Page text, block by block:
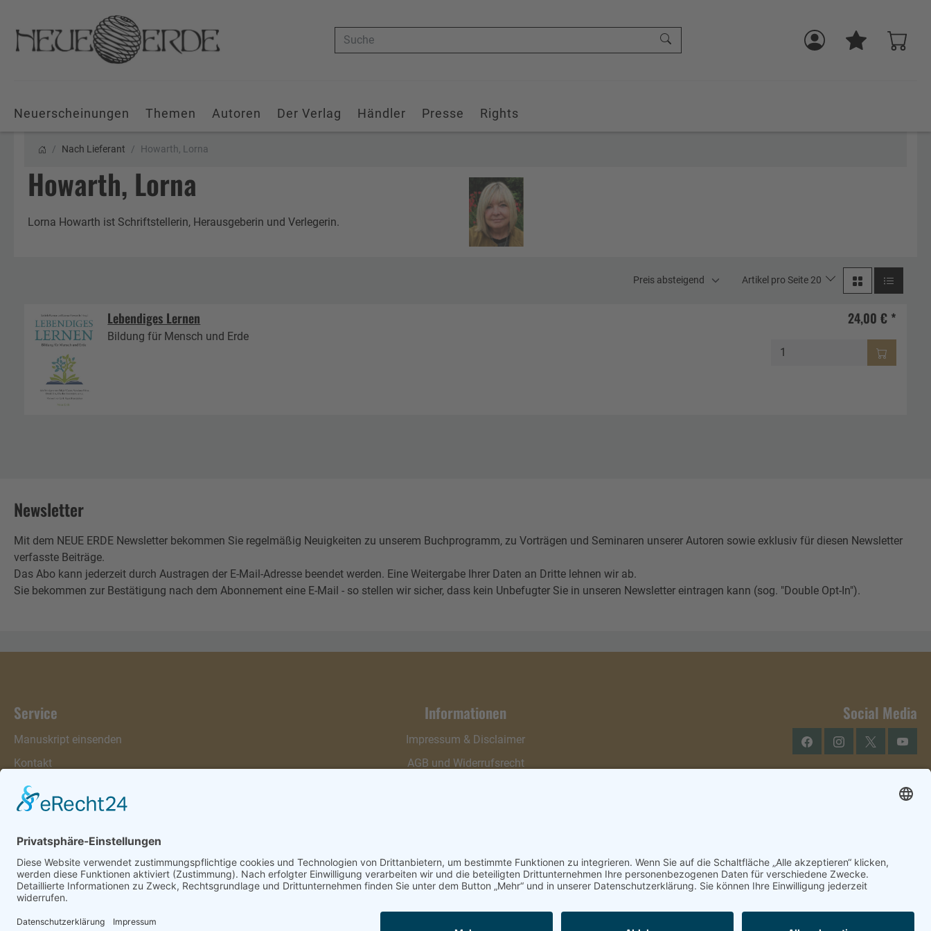
Suche
Neuerscheinungen Themen Autoren Der Verlag Händler Presse Rights
Nach Lieferant Howarth, Lorna
Howarth, Lorna
Lorna Howarth ist Schriftstellerin, Herausgeberin und Verlegerin.
Preis absteigend Artikel pro Seite 20
Lebendiges Lernen
Bildung für Mensch und Erde
24,00 € *
Newsletter
Mit dem NEUE ERDE Newsletter bekommen Sie regelmäßig Neuigkeiten zu unserem Buchprogramm, zu Vorträgen und Seminaren unserer Autoren sowie exklusiv für diesen Newsletter
verfasste Beiträge.
Das Abo kann jederzeit durch Austragen der E-Mail-Adresse beendet werden. Eine Weitergabe Ihrer Daten an Dritte lehnen wir ab.
Sie bekommen zur Bestätigung nach dem Abonnement eine E-Mail - so stellen wir sicher, dass kein Unbefugter Sie in unseren Newsletter eintragen kann (sog. "Double Opt-In").
Service
Manuskript einsenden
Kontakt
Warenkorb
Konto
Merkzettel
Mein Wunschzettel
Öffentlicher Wunschzettel
Informationen
Impressum & Disclaimer
AGB und Widerrufsrecht
Wie bestellen?
Social Media
FacebookInstagramTwitter